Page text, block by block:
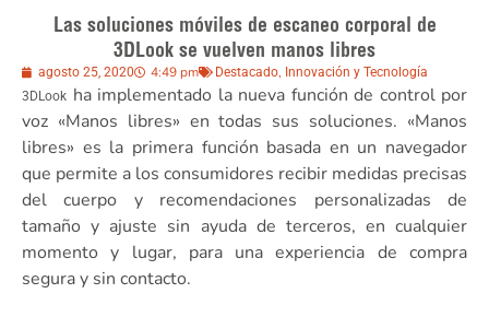
Las soluciones móviles de escaneo corporal de
3DLook se vuelven manos libres
agosto 25, 2020 4:49 pm Destacado, Innovación y Tecnología
3DLook ha implementado la nueva función de control por
voz «Manos libres» en todas sus soluciones. «Manos
libres» es la primera función basada en un navegador
que permite a los consumidores recibir medidas precisas
del cuerpo y recomendaciones personalizadas de
tamaño y ajuste sin ayuda de terceros, en cualquier
momento y lugar, para una experiencia de compra
segura y sin contacto.